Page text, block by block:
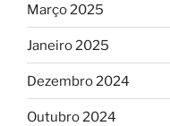
Março 2025
Janeiro 2025
Dezembro 2024
Outubro 2024